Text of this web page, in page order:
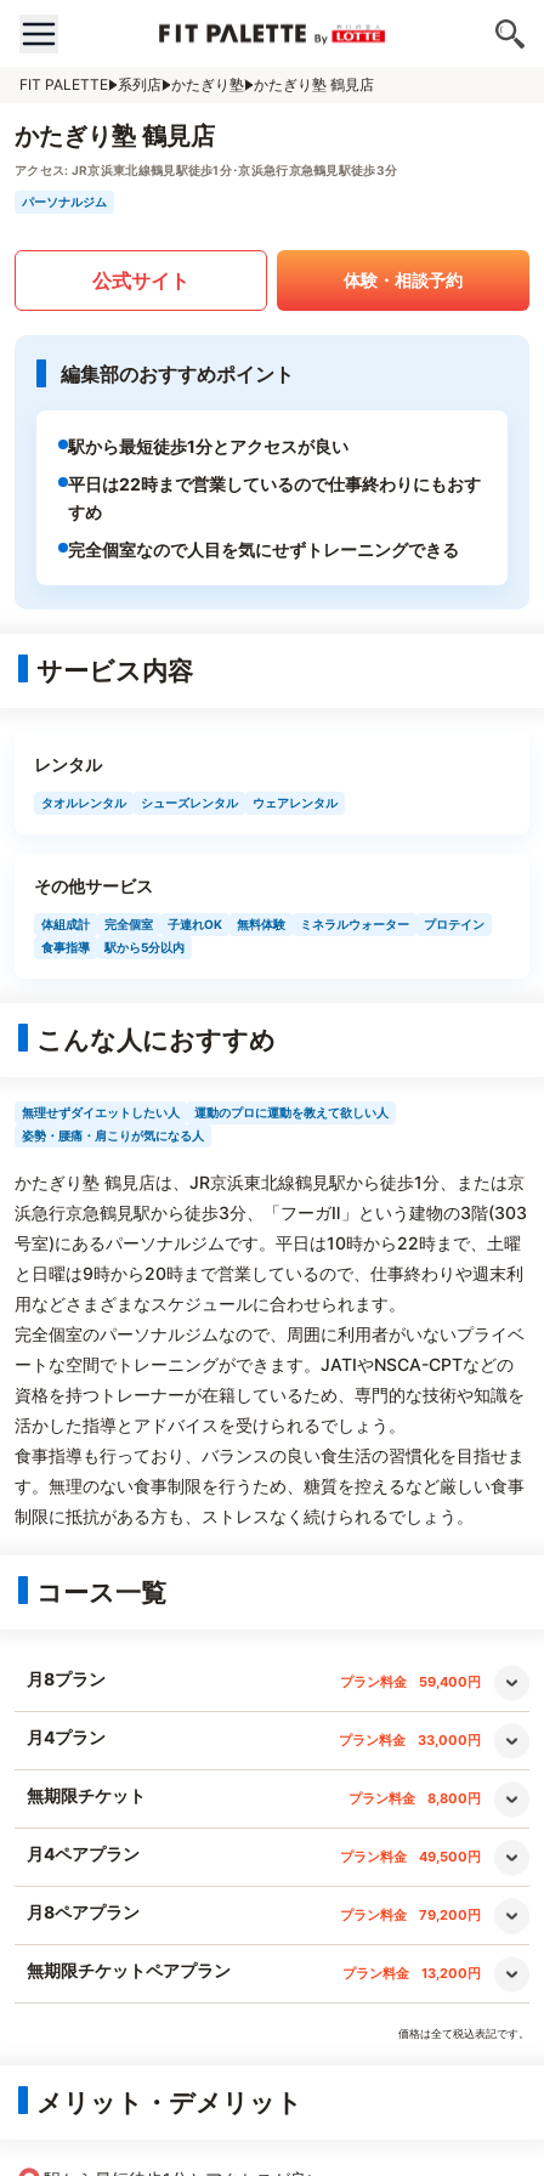
FIT PALETTE 系列店 かたぎり塾 かたぎり塾 鶴見店
かたぎり塾 鶴見店
アクセス: JR京浜東北線鶴見駅徒歩1分･京浜急行京急鶴見駅徒歩3分
パーソナルジム
公式サイト 体験・相談予約
編集部のおすすめポイント
駅から最短徒歩1分とアクセスが良い
平日は22時まで営業しているので仕事終わりにもおす
すめ
完全個室なので人目を気にせずトレーニングできる
サービス内容
レンタル
タオルレンタル シューズレンタル ウェアレンタル
その他サービス
体組成計 完全個室 子連れOK 無料体験 ミネラルウォーター
プロテイン
食事指導
駅から5分以内
こんな人におすすめ
無理せずダイエットしたい人
運動のプロに運動を教えて欲しい人
姿勢・腰痛・肩こりが気になる人
かたぎり塾 鶴見店は、JR京浜東北線鶴見駅から徒歩1分、または京
浜急行京急鶴見駅から徒歩3分、「フーガⅡ」という建物の3階(303
号室)にあるパーソナルジムです。平日は10時から22時まで、土曜
と日曜は9時から20時まで営業しているので、仕事終わりや週末利
用などさまざまなスケジュールに合わせられます。
完全個室のパーソナルジムなので、周囲に利用者がいないプライベ
ートな空間でトレーニングができます。JATIやNSCA-CPTなどの
資格を持つトレーナーが在籍しているため、専門的な技術や知識を
活かした指導とアドバイスを受けられるでしょう。
食事指導も行っており、バランスの良い食生活の習慣化を目指せま
す。無理のない食事制限を行うため、糖質を控えるなど厳しい食事
制限に抵抗がある方も、ストレスなく続けられるでしょう。
コース一覧
月8プラン プラン料金 59,400円
月4プラン プラン料金 33,000円
無期限チケット プラン料金 8,800円
月4ペアプラン プラン料金 49,500円
月8ペアプラン プラン料金 79,200円
無期限チケットペアプラン プラン料金 13,200円
価格は全て税込表記です。
メリット・デメリット